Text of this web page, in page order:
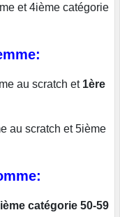
et 4ième catégorie
au scratch et 1ère
au scratch et 5ième
catégorie 50-59